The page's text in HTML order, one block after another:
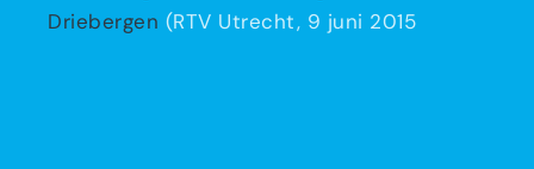
Driebergen (RTV Utrecht, 9 juni 2015